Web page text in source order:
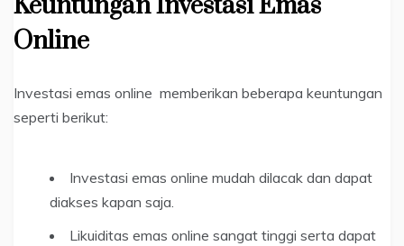
Online
Investasi emas online memberikan beberapa keuntungan
seperti berikut:
Investasi emas online mudah dilacak dan dapat
diakses kapan saja.
Likuiditas emas online sangat tinggi serta dapat